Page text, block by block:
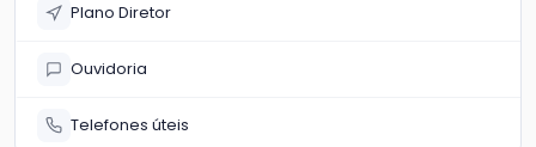
Plano Diretor
Ouvidoria
Telefones úteis